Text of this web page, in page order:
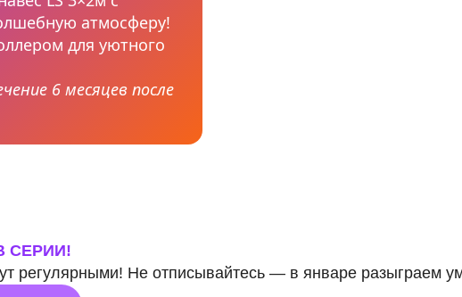
атмосферу!
для уютного
6 месяцев после
СЕРИИ!
регулярными! Не отписывайтесь — в январе разыграем